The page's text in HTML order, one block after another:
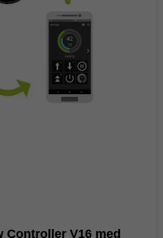
Controller V16 med